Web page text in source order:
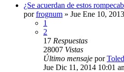
¿Se acuerdan de estos
porfrognum » Jue Ene 10,
1
2
17 Respuestas
28007 Vistas
Último mensaje por
Jue Dic 11, 2014 10:01